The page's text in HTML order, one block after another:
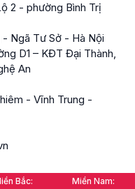
2 - phường Bình Trị
Ngã Tư Sở - Hà Nội
D1 – KĐT Đại Thành,
An
- Vĩnh Trung -
Bắc:
Miền Nam: